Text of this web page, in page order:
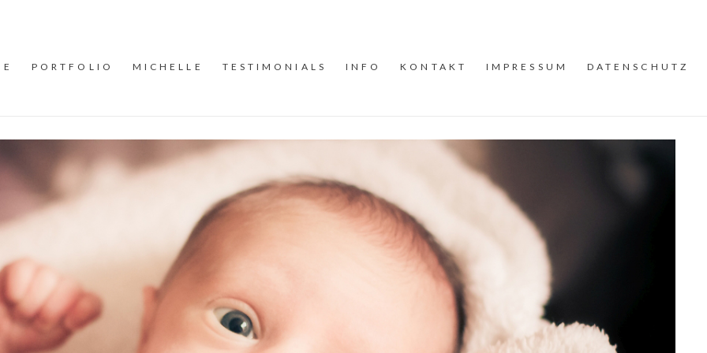
PORTFOLIO MICHELLE TESTIMONIALS INFO KONTAKT IMPRESSUM DATENSCHUTZ